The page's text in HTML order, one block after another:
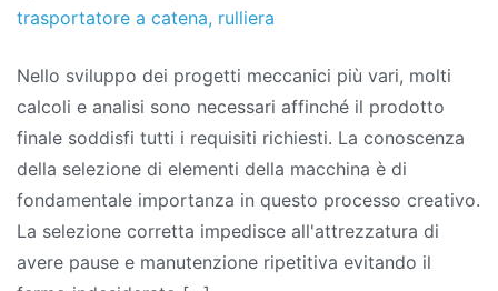
trasportatore a catena, rulliera
Nello sviluppo dei progetti meccanici più vari, molti
calcoli e analisi sono necessari affinché il prodotto
finale soddisfi tutti i requisiti richiesti. La conoscenza
della selezione di elementi della macchina è di
fondamentale importanza in questo processo creativo.
La selezione corretta impedisce all'attrezzatura di
avere pause e manutenzione ripetitiva evitando il